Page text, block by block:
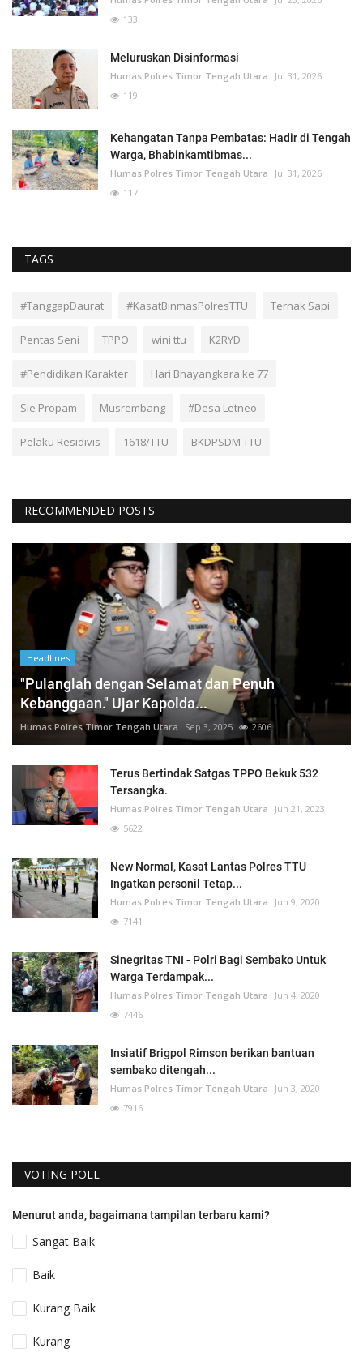
133
Meluruskan Disinformasi
Humas Polres Timor Tengah Utara
Jul 31, 2026
119
Kehangatan Tanpa Pembatas: Hadir di Tengah
Warga, Bhabinkamtibmas...
Humas Polres Timor Tengah Utara
Jul 31, 2026
117
TAGS
#TanggapDaurat #KasatBinmasPolresTTU Ternak Sapi
Pentas Seni TPPO wini ttu K2RYD
#Pendidikan Karakter Hari Bhayangkara ke 77
Sie Propam Musrembang #Desa Letneo
Pelaku Residivis 1618/TTU BKDPSDM TTU
RECOMMENDED POSTS
Headlines
"Pulanglah dengan Selamat dan Penuh
Kebanggaan." Ujar Kapolda...
Humas Polres Timor Tengah Utara Sep 3, 2025 2606
Terus Bertindak Satgas TPPO Bekuk 532
Tersangka.
Humas Polres Timor Tengah Utara
Jun 21, 2023
5622
New Normal, Kasat Lantas Polres TTU
Ingatkan personil Tetap...
Humas Polres Timor Tengah Utara
Jun 9, 2020
7141
Sinegritas TNI - Polri Bagi Sembako Untuk
Warga Terdampak...
Humas Polres Timor Tengah Utara
Jun 4, 2020
7446
Insiatif Brigpol Rimson berikan bantuan
sembako ditengah...
Humas Polres Timor Tengah Utara
Jun 3, 2020
7916
VOTING POLL
Menurut anda, bagaimana tampilan terbaru kami?
Sangat Baik
Baik
Kurang Baik
Kurang